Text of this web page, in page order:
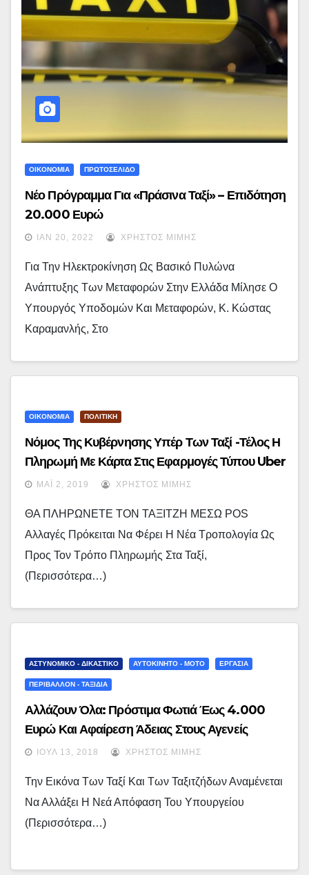
ΟΙΚΟΝΟΜΙΑ ΠΡΩΤΟΣΕΛΙΔΟ
Νέο Πρόγραμμα Για «Πράσινα Ταξί» – Επιδότηση
20.000 Ευρώ
ΙΑΝ 20, 2022 ΧΡΉΣΤΟΣ ΜΊΜΗΣ
Για Την Ηλεκτροκίνηση Ως Βασικό Πυλώνα
Ανάπτυξης Των Μεταφορών Στην Ελλάδα Μίλησε Ο
Υπουργός Υποδομών Και Μεταφορών, Κ. Κώστας
Καραμανλής, Στο
ΟΙΚΟΝΟΜΙΑ ΠΟΛΙΤΙΚΗ
Νόμος Της Κυβέρνησης Υπέρ Των Ταξί -Τέλος Η
Πληρωμή Με Κάρτα Στις Εφαρμογές Τύπου Uber
ΜΆΙ 2, 2019 ΧΡΉΣΤΟΣ ΜΊΜΗΣ
ΘΑ ΠΛΗΡΩΝΕΤΕ ΤΟΝ ΤΑΞΙΤΖΗ ΜΕΣΩ POS
Αλλαγές Πρόκειται Να Φέρει Η Νέα Τροπολογία Ως
Προς Τον Τρόπο Πληρωμής Στα Ταξί,
(περισσότερα…)
ΑΣΤΥΝΟΜΙΚΟ - ΔΙΚΑΣΤΙΚΟ ΑΥΤΟΚΙΝΗΤΟ - ΜΟΤΟ ΕΡΓΑΣΙΑ
ΠΕΡΙΒΑΛΛΟΝ - ΤΑΞΙΔΙΑ
Αλλάζουν Όλα: Πρόστιμα Φωτιά Έως 4.000
Ευρώ Και Αφαίρεση Άδειας Στους Αγενείς
Ταξιτζήδες
ΙΟΎΛ 13, 2018 ΧΡΉΣΤΟΣ ΜΊΜΗΣ
Την Εικόνα Των Ταξί Και Των Ταξιτζήδων Αναμένεται
Να Αλλάξει Η Νεά Απόφαση Του Υπουργείου
(περισσότερα…)